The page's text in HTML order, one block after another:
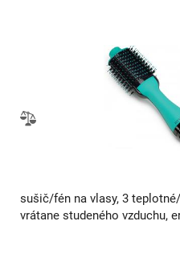
sušič/fén na vlasy, 3
vrátane studeného vzduchu,